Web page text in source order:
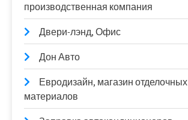
производственная компания
Двери-лэнд, Офис
Дон Авто
Евродизайн, магазин отделочных
материалов